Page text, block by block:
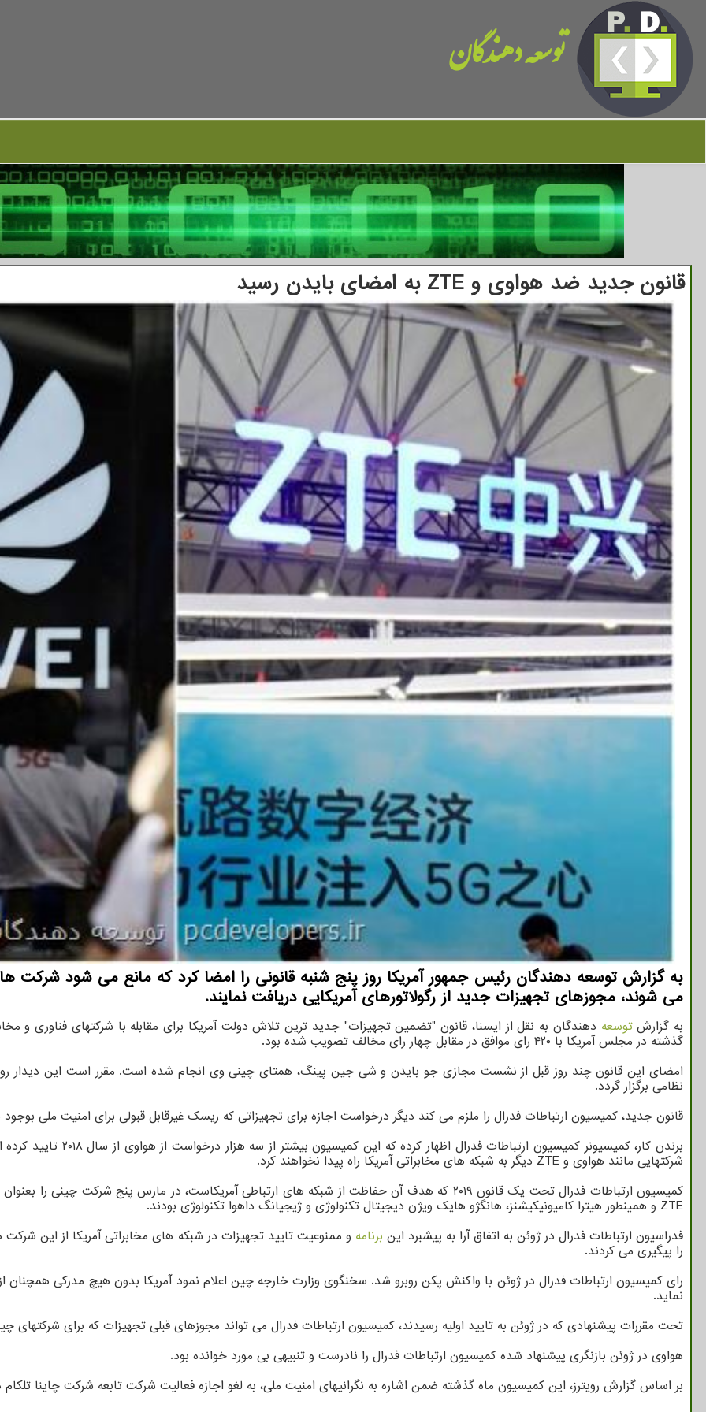
توسعه دهندگان
قانون جدید ضد هواوی و ZTE به امضای بایدن رسید
می شوند، مجوزهای تجهیزات جدید از رگولاتورهای آمریکایی دریافت نمایند.
به گزارشتوسعه
گذشته در مجلس آمریکا با ۴۲۰ رای موافق در مقابل چهار رای مخالف تصویب شده بود.
امضای این قانون چند روز قبل از نشست مجازی جو بایدن و شی جین پینگ، همتای چینی وی انجام شده است. مقرر است این دیدار
نظامی برگزار گردد.
قانون جدید، کمیسیون ارتباطات فدرال را ملزم می کند دیگر درخواست اجازه برای تجهیزاتی که ریسک غیرقابل قبولی برای امنیت ملی بوجود
برندن کار، کمیسیونر
شرکتهایی مانند هواوی و ZTE دیگر به شبکه های مخابراتی آمریکا راه پیدا نخواهند کرد.
کمیسیون ارتباطات فدرال تحت یک قانون ۲۰۱۹ که هدف آن حفاظت از شبکه های ارتباطی آمریکاست، در مارس
ZTE و همینطور هیترا کامیونیکیشنز، هانگژو هایک ویژن دیجیتال تکنولوژی و ژیجیانگ داهوا تکنولوژی بودند.
فدراسیون ارتباطات فدرال در ژوئن به اتفاق آرا به پیشبرد این برنامه و ممنوعیت تایید تجهیزات در شبکه های مخابراتی آمریکا از این شرکت
را پیگیری می کردند.
رای کمیسیون ارتباطات فدرال در ژوئن با واکنش پکن روبرو شد. سخنگوی وزارت خارجه چین اعلام نمود آمریکا بدون هیچ مدرکی
نماید.
تحت مقررات پیشنهادی که در ژوئن به تایید اولیه رسیدند، کمیسیون ارتباطات فدرال می تواند مجوزهای قبلی تجهیزات که برای شرکتهای
هواوی در ژوئن بازنگری پیشنهاد شده کمیسیون ارتباطات فدرال را نادرست و تنبیهی بی مورد خوانده بود.
بر اساس گزارش رویترز، این کمیسیون ماه گذشته ضمن اشاره به نگرانیهای امنیت ملی، به لغو اجازه فعالیت شرکت تابعه شرکت چاینا تلکام